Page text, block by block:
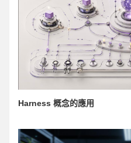
Harness 概念的應用